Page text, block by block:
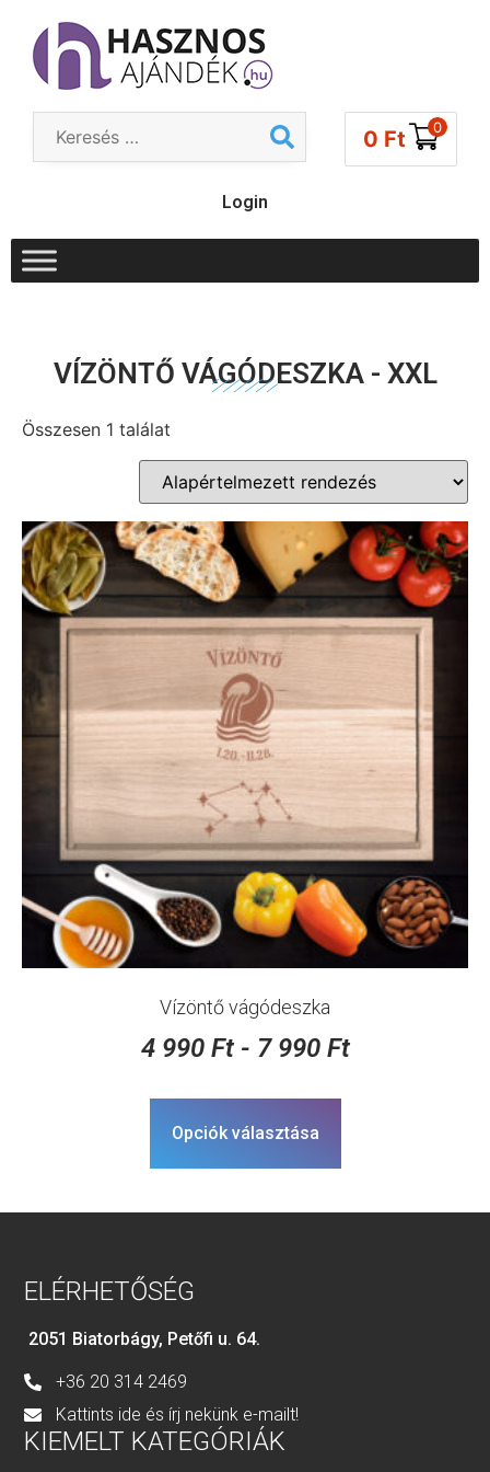
0 Ft 0
Login
VÍZÖNTŐ VÁGÓDESZKA - XXL
Összesen 1 találat
Vízöntő vágódeszka
4 990 Ft- 7 990 Ft
Opciók választása
ELÉRHETŐSÉG
2051 Biatorbágy, Petőfi u. 64.
+36 20 314 2469
Kattints ide és írj nekünk e-mailt!
KIEMELT KATEGÓRIÁK